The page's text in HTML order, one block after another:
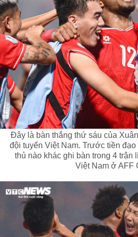
Đây là bàn thắng thứ sáu của
đội tuyển Việt Nam. Trước tiền
thủ nào khác ghi bàn trong 4 trận
Việt Nam ở AFF